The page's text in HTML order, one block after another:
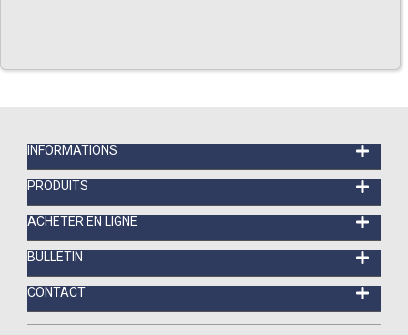
INFORMATIONS
PRODUITS
ACHETER EN LIGNE
BULLETIN
CONTACT